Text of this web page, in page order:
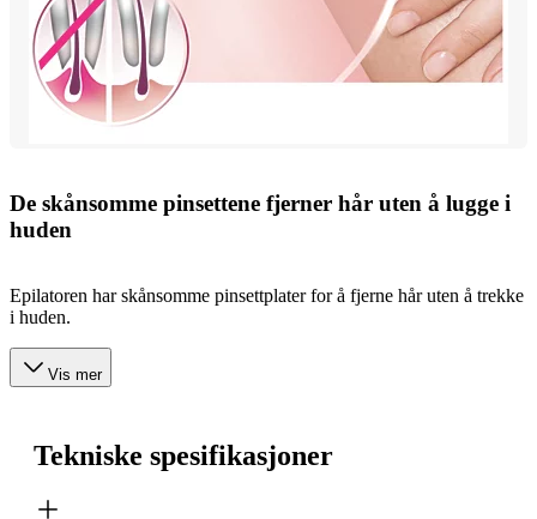
De skånsomme pinsettene fjerner hår uten å lugge i
huden
Epilatoren har skånsomme pinsettplater for å fjerne hår uten å trekke
i huden.
Vis mer
Tekniske spesifikasjoner